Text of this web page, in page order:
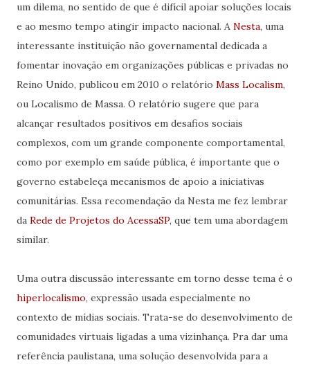
um dilema, no sentido de que é difícil apoiar soluções locais
e ao mesmo tempo atingir impacto nacional. A Nesta, uma
interessante instituição não governamental dedicada a
fomentar inovação em organizações públicas e privadas no
Reino Unido, publicou em 2010 o relatório Mass Localism,
ou Localismo de Massa. O relatório sugere que para
alcançar resultados positivos em desafios sociais
complexos, com um grande componente comportamental,
como por exemplo em saúde pública, é importante que o
governo estabeleça mecanismos de apoio a iniciativas
comunitárias. Essa recomendação da Nesta me fez lembrar
da Rede de Projetos do AcessaSP, que tem uma abordagem
similar.
Uma outra discussão interessante em torno desse tema é o
hiperlocalismo, expressão usada especialmente no
contexto de mídias sociais. Trata-se do desenvolvimento de
comunidades virtuais ligadas a uma vizinhança. Pra dar uma
referência paulistana, uma solução desenvolvida para a